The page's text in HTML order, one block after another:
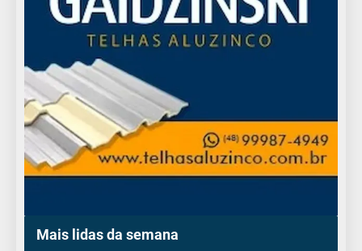
Mais lidas da semana